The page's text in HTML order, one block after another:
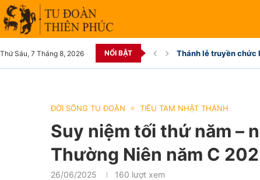
Thứ Sáu, 7 Tháng 8, 2026 NỔI BẬT Thánh lễ truyền chức
ĐỜI SỐNG TU ĐOÀN TIỂU TAM NHẬT THÁNH
Suy niệm tối thứ năm –
Thường Niên năm C
26/06/2025 160 lượt xem